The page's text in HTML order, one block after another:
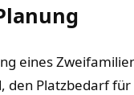
eines
den ​Platzbedarf